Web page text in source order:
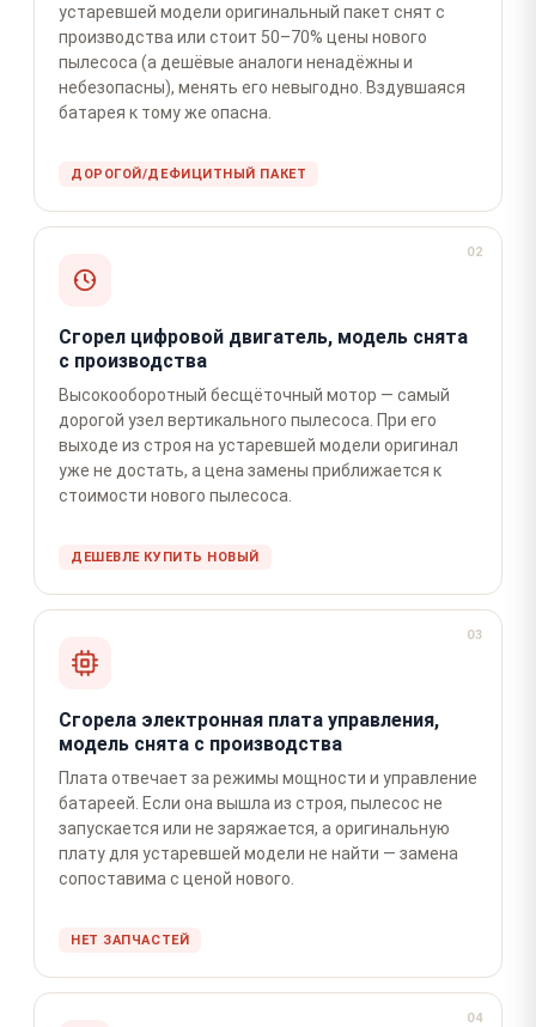
устаревшей модели оригинальный пакет снят с
производства или стоит 50–70% цены нового
пылесоса (а дешёвые аналоги ненадёжны и
небезопасны), менять его невыгодно. Вздувшаяся
батарея к тому же опасна.
ДОРОГОЙ/ДЕФИЦИТНЫЙ ПАКЕТ
02
Сгорел цифровой двигатель, модель снята
с производства
Высокооборотный бесщёточный мотор — самый
дорогой узел вертикального пылесоса. При его
выходе из строя на устаревшей модели оригинал
уже не достать, а цена замены приближается к
стоимости нового пылесоса.
ДЕШЕВЛЕ КУПИТЬ НОВЫЙ
03
Сгорела электронная плата управления,
модель снята с производства
Плата отвечает за режимы мощности и управление
батареей. Если она вышла из строя, пылесос не
запускается или не заряжается, а оригинальную
плату для устаревшей модели не найти — замена
сопоставима с ценой нового.
НЕТ ЗАПЧАСТЕЙ
04